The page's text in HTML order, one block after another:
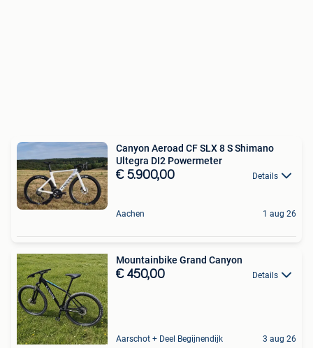
Canyon Aeroad CF SLX 8 S Shimano
Ultegra DI2 Powermeter
€ 5.900,00 Details
Aachen 1 aug 26
Mountainbike Grand Canyon
€ 450,00 Details
Aarschot + Deel Begijnendijk 3 aug 26